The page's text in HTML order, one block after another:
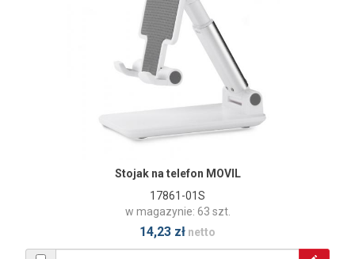
Stojak na telefon MOVIL
17861-01S
w magazynie: 63 szt.
14,23 zł netto